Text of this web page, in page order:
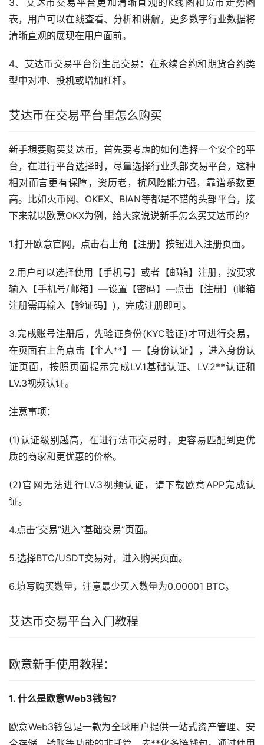
表，用户可以在线查看、分析和讲解，更多数字行业数据将
清晰直观的展现在用户面前。
4、艾达币交易平台衍生品交易：在永续合约和期货合约类
型中对冲、投机或增加杠杆。
艾达币在交易平台里怎么购买
新手想要购买艾达币，首先要考虑的如何选择一个安全的平
台，在进行平台选择时，尽量选择行业头部交易平台，这种
相对而言更有保障，资历老，抗风险能力强，靠谱系数更
高。比如火币网、OKEX、BIAN等都是不错的头部平台，接
下来就以欧意OKX为例，给大家说说新手怎么买艾达币的?
1.打开欧意官网，点击右上角【注册】按钮进入注册页面。
2.用户可以选择使用【手机号】或者【邮箱】注册，按要求
输入【手机号/邮箱】—设置【密码】—点击【注册】(邮箱
注册需再输入【验证码】)，完成注册即可。
3.完成账号注册后，先验证身份(KYC验证)才可进行交易，
在页面右上角点击【个人**】—【身份认证】，进入身份认
证页面，按照页面提示完成LV.1基础认证、LV.2**认证和
LV.3视频认证。
注意事项：
(1)认证级别越高，在进行法币交易时，更容易匹配到更优
质的商家和更优惠的价格。
(2)官网无法进行LV.3视频认证，请下载欧意APP完成认
证。
4.点击“交易”进入“基础交易”页面。
5.选择BTC/USDT交易对，进入购买页面。
6.填写购买数量，注意最少买入数量为0.00001 BTC。
艾达币交易平台入门教程
欧意新手使用教程：
1. 什么是欧意Web3钱包?
欧意Web3钱包是一款为全球用户提供一站式资产管理、安